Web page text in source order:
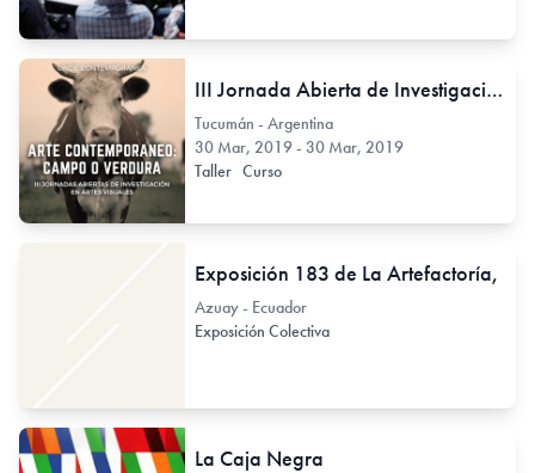
III Jornada Abierta de Investigación en Artes - Arte contemporáneo: Campo o Verdura
Tucumán - Argentina
30 Mar, 2019 - 30 Mar, 2019
Taller Curso
Exposición 183 de La Artefactoría,
Azuay - Ecuador
Exposición Colectiva
La Caja Negra